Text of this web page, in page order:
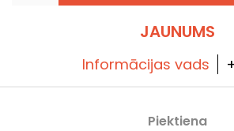
JAUNUMS
Informācijas vads
Piektiena